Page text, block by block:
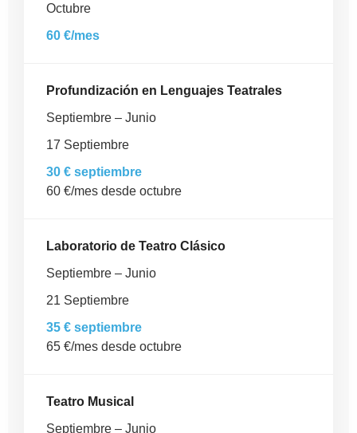
Octubre
60 €/mes
Profundización en Lenguajes Teatrales
Septiembre – Junio
17 Septiembre
30 € septiembre
60 €/mes desde octubre
Laboratorio de Teatro Clásico
Septiembre – Junio
21 Septiembre
35 € septiembre
65 €/mes desde octubre
Teatro Musical
Septiembre – Junio